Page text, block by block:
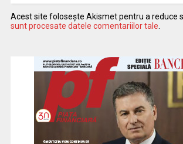
Acest site folosește Akismet pentru a reduce
sunt procesate datele comentariilor tale